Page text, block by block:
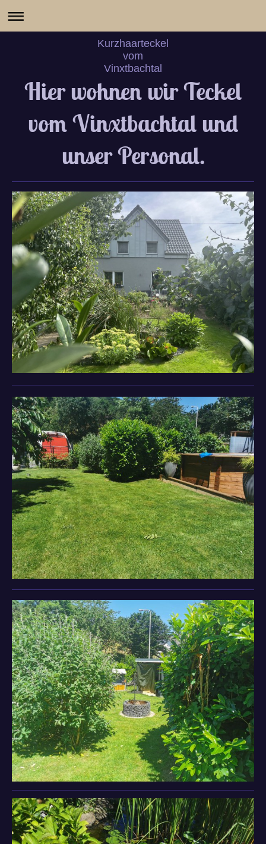
Kurzhaarteckel
vom
Vinxtbachtal
Hier wohnen wir Teckel
vom Vinxtbachtal und
unser Personal.